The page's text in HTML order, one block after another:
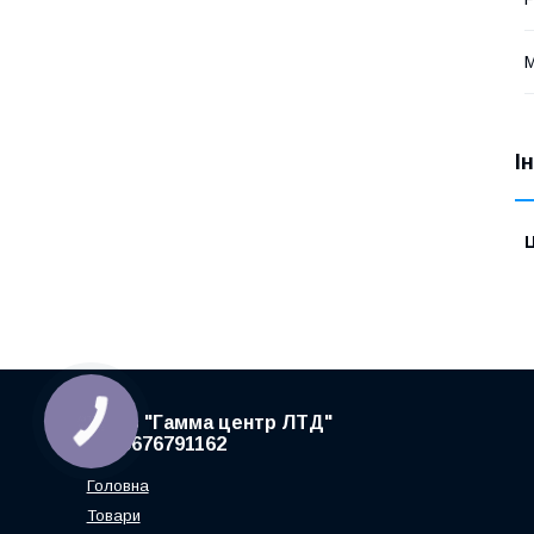
ТзОВ "Гамма центр ЛТД"
+380676791162
Головна
Товари